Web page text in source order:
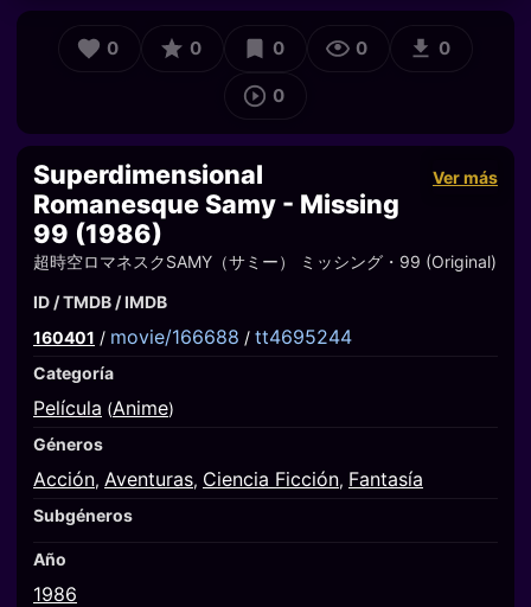
0 0 0 0 0
0
Superdimensional
Romanesque Samy - Missing
99 (1986)
Ver más
超時空ロマネスクSAMY（サミー） ミッシング・99 (Original)
ID / TMDB / IMDB
160401 / movie/166688 / tt4695244
Categoría
Película (Anime)
Géneros
Acción, Aventuras, Ciencia Ficción, Fantasía
Subgéneros
Año
1986